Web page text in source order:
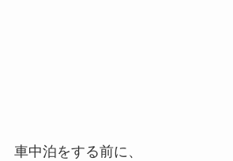
車中泊をする前に、